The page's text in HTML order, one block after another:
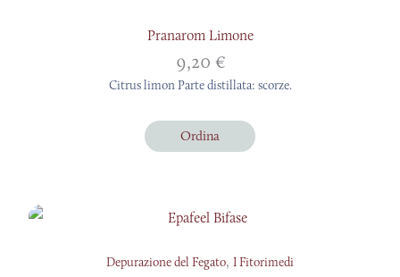
Pranarom Limone
9,20 €
Citrus limon Parte distillata: scorze.
Ordina
Depurazione del Fegato, I Fitorimedi